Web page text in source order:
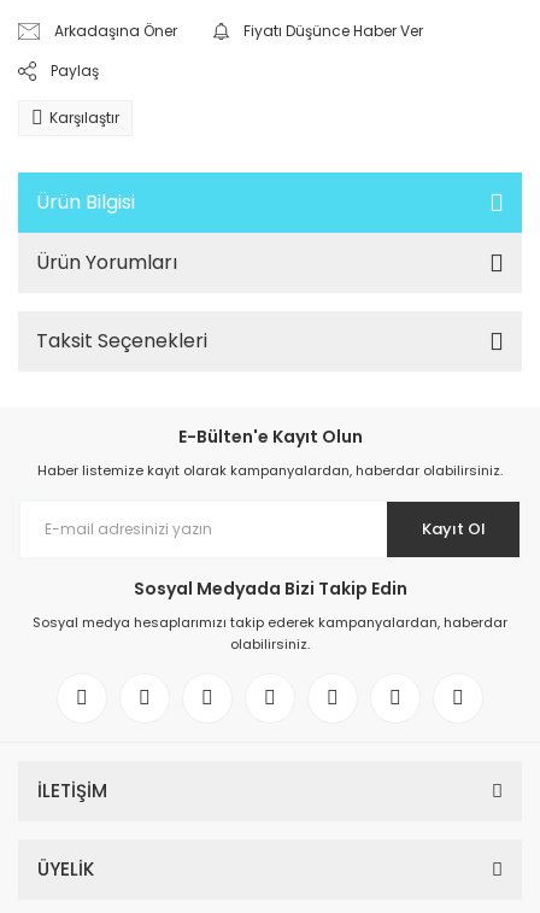
Arkadaşına Öner
Fiyatı Düşünce Haber Ver
Paylaş
Karşılaştır
Ürün Bilgisi
Ürün Yorumları
Taksit Seçenekleri
E-Bülten'e Kayıt Olun
Haber listemize kayıt olarak kampanyalardan, haberdar olabilirsiniz.
Kayıt Ol
Sosyal Medyada Bizi Takip Edin
Sosyal medya hesaplarımızı takip ederek kampanyalardan, haberdar
olabilirsiniz.
İLETİŞİM
ÜYELİK